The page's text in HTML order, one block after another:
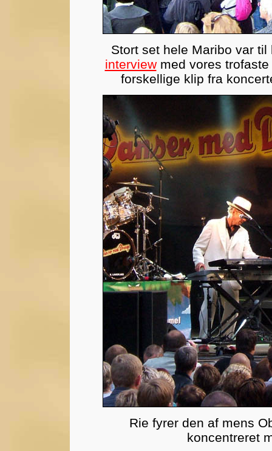
Stort set hele Maribo var
interviewmed vores trofaste
forskellige klip fra
Rie fyrer den af mens
koncentreret